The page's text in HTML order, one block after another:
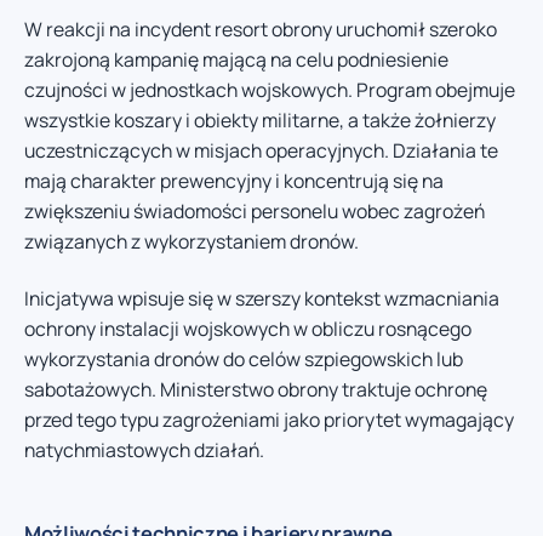
W reakcji na incydent resort obrony uruchomił szeroko
zakrojoną kampanię mającą na celu podniesienie
czujności w jednostkach wojskowych. Program obejmuje
wszystkie koszary i obiekty militarne, a także żołnierzy
uczestniczących w misjach operacyjnych. Działania te
mają charakter prewencyjny i koncentrują się na
zwiększeniu świadomości personelu wobec zagrożeń
związanych z wykorzystaniem dronów.
Inicjatywa wpisuje się w szerszy kontekst wzmacniania
ochrony instalacji wojskowych w obliczu rosnącego
wykorzystania dronów do celów szpiegowskich lub
sabotażowych. Ministerstwo obrony traktuje ochronę
przed tego typu zagrożeniami jako priorytet wymagający
natychmiastowych działań.